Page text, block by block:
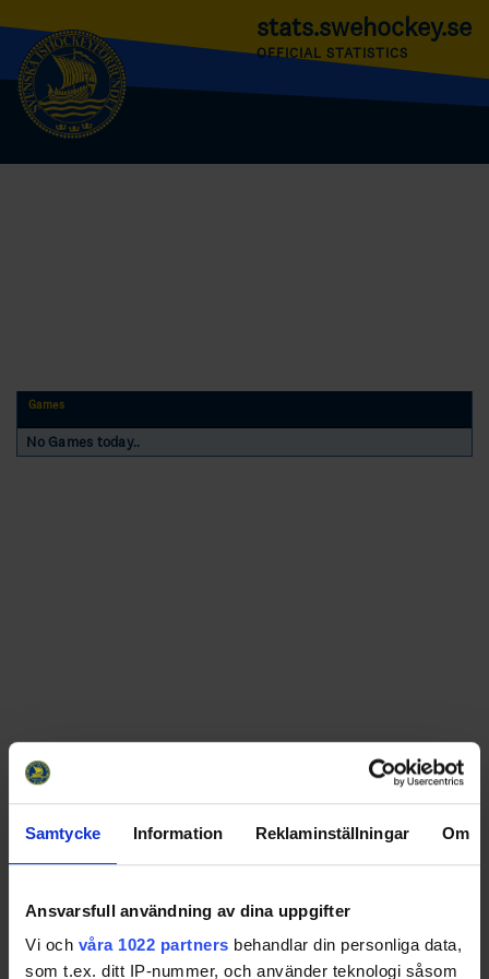
Samtycke Information Reklaminställningar Om
Ansvarsfull användning av dina uppgifter
Vi och våra 1022 partners behandlar din personliga data,
som t.ex. ditt IP-nummer, och använder teknologi såsom
stats.swehockey.se
OFFICIAL STATISTICS
Games
No Games today..
Swehockey – Svenska Ishockeyförbundets officiella app
Swehockey ger dig tillgång till nyheter, livebevakning